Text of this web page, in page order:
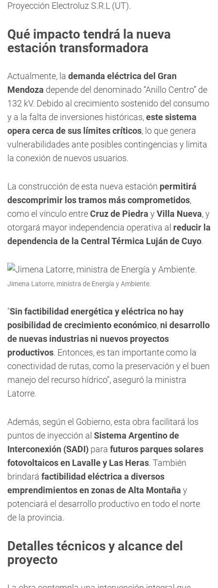
Proyección Electroluz S.R.L (UT).
Qué impacto tendrá la nueva
estación transformadora
Actualmente, la demanda eléctrica del Gran
Mendoza depende del denominado “Anillo Centro” de
132 kV. Debido al crecimiento sostenido del consumo
y a la falta de inversiones históricas,este sistema
opera cerca de sus límites críticos, lo que genera
vulnerabilidades ante posibles contingencias y limita
la conexión de nuevos usuarios.
La construcción de esta nueva estación permitirá
descomprimir los tramos más comprometidos,
como el vínculo entreCruz de Piedra y Villa Nueva, y
otorgará mayor independencia operativa al reducir la
dependencia de la Central Térmica Luján de Cuyo.
Jimena Latorre, ministra de Energía y Ambiente.
"Sin factibilidad energética y eléctrica no hay
posibilidad de crecimiento económico, ni desarrollo
de nuevas industrias ni nuevos proyectos
productivos. Entonces, es tan importante como la
conectividad de rutas, como la preservación y el buen
manejo del recurso hídrico", aseguró la ministra
Latorre.
Además, según el Gobierno, esta obra facilitará los
puntos de inyección al Sistema Argentino de
Interconexión (SADI) para futuros parques solares
fotovoltaicos en Lavalle y Las Heras. También
brindará factibilidad eléctrica a diversos
emprendimientos en zonas de Alta Montaña y
potenciará el desarrollo productivo en todo el norte
de la provincia.
Detalles técnicos y alcance del
proyecto